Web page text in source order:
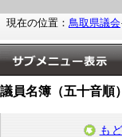
現在の位置： 鳥取県議会
議員名簿（五十音順）
も